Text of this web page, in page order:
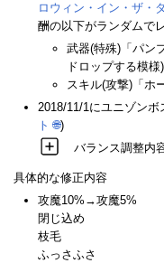
ロウィン・イン・ザ・
酬の以下がランダムで
武器(特殊)「パン
ドロップする模様)
スキル(攻撃)「ホ
2018/11/1にユニゾン
ト 🌐)
バランス調整内
具体的な修正内容
攻魔10%→攻魔5%
閉じ込め
枝毛
ふっさふさ